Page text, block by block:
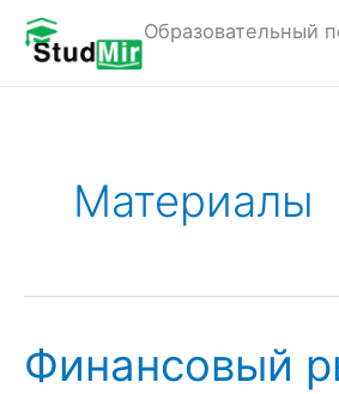
Перейти
содержимому
Образовательный
Материалы
Финансовый